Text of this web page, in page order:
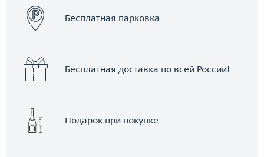
Бесплатная парковка
Бесплатная доставка по всей России!
Подарок при покупке